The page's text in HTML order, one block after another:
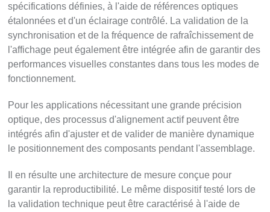
spécifications définies, à l'aide de références optiques
étalonnées et d'un éclairage contrôlé. La validation de la
synchronisation et de la fréquence de rafraîchissement de
l'affichage peut également être intégrée afin de garantir des
performances visuelles constantes dans tous les modes de
fonctionnement.
Pour les applications nécessitant une grande précision
optique, des processus d'alignement actif peuvent être
intégrés afin d'ajuster et de valider de manière dynamique
le positionnement des composants pendant l'assemblage.
Il en résulte une architecture de mesure conçue pour
garantir la reproductibilité. Le même dispositif testé lors de
la validation technique peut être caractérisé à l'aide de